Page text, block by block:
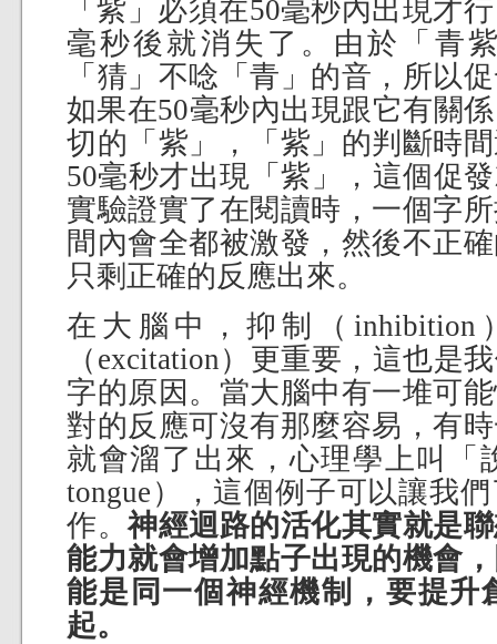
「紫」必須在50毫秒內出現才
毫秒後就消失了。由於「青
「猜」不唸「青」的音，所以
如果在50毫秒內出現跟它有關
切的「紫」，「紫」的判斷時
50毫秒才出現「紫」，這個促
實驗證實了在閱讀時，一個字
間內會全都被激發，然後不正
只剩正確的反應出來。
在大腦中，抑制（
（excitation）更重要，這也是
字的原因。當大腦中有一堆可
對的反應可沒有那麼容易，有
就會溜了出來，心理學上叫「
tongue），這個例子可以讓我
作。神經迴路的活化其實就是
能力就會增加點子出現的機會
能是同一個神經機制，要提升
起。